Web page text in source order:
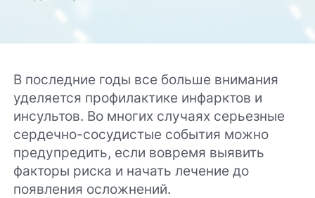
В последние годы все больше внимания
уделяется профилактике инфарктов и
инсультов. Во многих случаях серьезные
сердечно-сосудистые события можно
предупредить, если вовремя выявить
факторы риска и начать лечение до
появления осложнений.